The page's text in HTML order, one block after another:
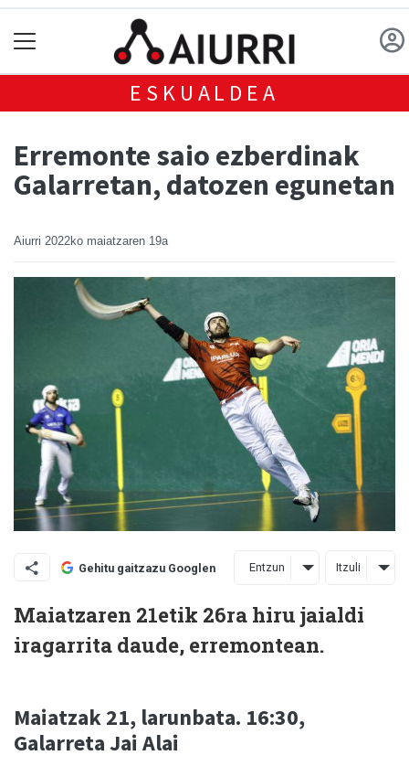
ESKUALDEA
Erremonte saio ezberdinak
Galarretan, datozen egunetan
Aiurri 2022ko maiatzaren 19a
Gehitu gaitzazu Googlen Entzun Itzuli
Maiatzaren 21etik 26ra hiru jaialdi
iragarrita daude, erremontean.
Maiatzak 21, larunbata. 16:30,
Galarreta Jai Alai